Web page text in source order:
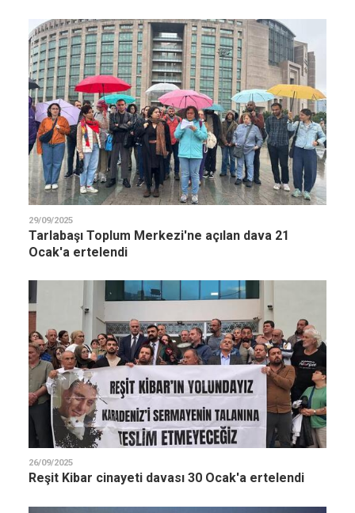
29/09/2025
Tarlabaşı Toplum Merkezi'ne açılan dava 21
Ocak'a ertelendi
26/09/2025
Reşit Kibar cinayeti davası 30 Ocak'a ertelendi